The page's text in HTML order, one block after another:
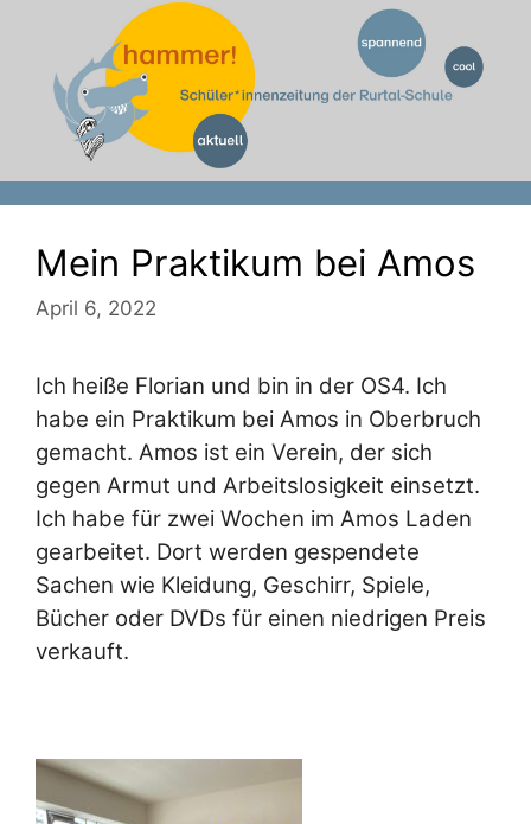
springen
Mein Praktikum bei Amos
April 6, 2022
Ich heiße Florian und bin in der OS4. Ich
habe ein Praktikum bei Amos in Oberbruch
gemacht. Amos ist ein Verein, der sich
gegen Armut und Arbeitslosigkeit einsetzt.
Ich habe für zwei Wochen im Amos Laden
gearbeitet. Dort werden gespendete
Sachen wie Kleidung, Geschirr, Spiele,
Bücher oder DVDs für einen niedrigen Preis
verkauft.